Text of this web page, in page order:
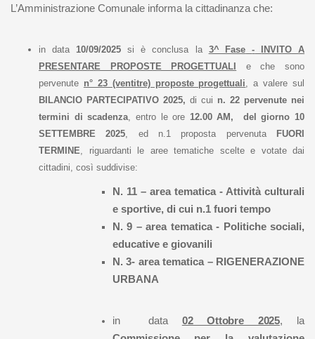
L’Amministrazione Comunale informa la cittadinanza che:
in data10/09/2025 si è conclusa la 3^ Fase - INVITO
A
PRESENTARE PROPOSTE PROGETTUALI
e che sono
pervenute n° 23 (ventitre) proposte progettuali,a valere sul
BILANCIO PARTECIPATIVO 2025, di cui n. 22 pervenute nei
termini di scadenza, entro le ore 12.00 AM, del giorno 10
SETTEMBRE 2025, ed n.1 proposta pervenuta
FUORI
TERMINE, riguardanti le aree tematiche scelte e votate dai
cittadini, così suddivise:
N. 11 – area tematica - Attività culturali
e sportive, di cui n.1 fuori tempo
N. 9 – area tematica - Politiche sociali,
educative e giovanili
N. 3- area tematica – RIGENERAZIONE
URBANA
in data 02 Ottobre 2025, la